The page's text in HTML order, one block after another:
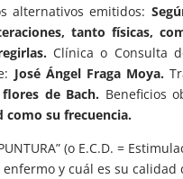
alternativos emitidos:
tanto físicas,
Clínica o Consulta
José Ángel Fraga Moya.
de Bach. Beneficios
su frecuencia.
(o E.C.D. =
y cuál es su